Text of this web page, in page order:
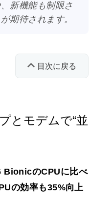
新機能も制限さ
期待されます。
目次に戻る
とモデムで“並
BionicのCPUに比べ
の効率も35%向上